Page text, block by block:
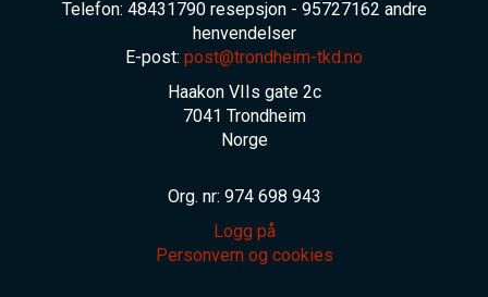
Telefon: 48431790 resepsjon - 95727162 andre
henvendelser
E-post: post@trondheim-tkd.no
Haakon VIIs gate 2c
7041 Trondheim
Norge
Org. nr: 974 698 943
Logg på
Personvern og cookies